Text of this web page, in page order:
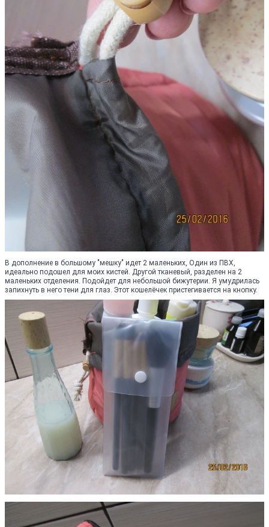
В дополнение в большому "мешку" идет 2 маленьких, Один из ПВХ,
идеально подошел для моих кистей. Другой тканевый, разделен на 2
маленьких отделения. Подойдет для небольшой бижутерии. Я умудрилась
запихнуть в него тени для глаз. Этот кошелёчек пристегивается на кнопку.